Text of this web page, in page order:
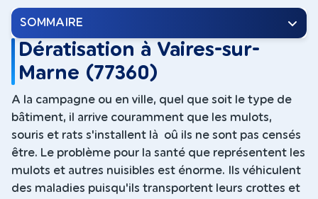
SOMMAIRE
Dératisation à Vaires-sur-
Marne (77360)
A la campagne ou en ville, quel que soit le type de
bâtiment, il arrive couramment que les mulots,
souris et rats s'installent là oû ils ne sont pas censés
être. Le problème pour la santé que représentent les
mulots et autres nuisibles est énorme. Ils véhiculent
des maladies puisqu'ils transportent leurs crottes et